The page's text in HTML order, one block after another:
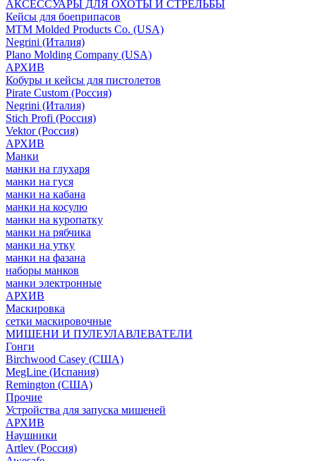
АКСЕССУАРЫ ДЛЯ ОХОТЫ И СТРЕЛЬБЫ
Кейсы для боеприпасов
MTM Molded Products Co. (USA)
Negrini (Италия)
Plano Molding Company (USA)
АРХИВ
Кобуры и кейсы для пистолетов
Pirate Custom (Россия)
Negrini (Италия)
Stich Profi (Россия)
Vektor (Россия)
АРХИВ
Манки
манки на глухаря
манки на гуся
манки на кабана
манки на косулю
манки на куропатку
манки на рябчика
манки на утку
манки на фазана
наборы манков
манки электронные
АРХИВ
Маскировка
сетки маскировочные
МИШЕНИ И ПУЛЕУЛАВЛЕВАТЕЛИ
Гонги
Birchwood Casey (США)
MegLine (Испания)
Remington (США)
Прочие
Устройства для запуска мишеней
АРХИВ
Наушники
Artlev (Россия)